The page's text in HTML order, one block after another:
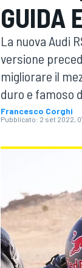
MOTOGP
WRC
GUIDA
La nuova Audi
versione
migliorare il
duro e famoso
Francesco Corghi
Pubblicato: 2 set 2022,